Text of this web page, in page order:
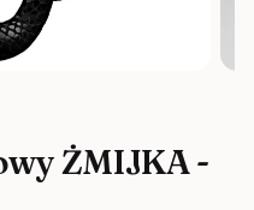
ŻMIJKA -